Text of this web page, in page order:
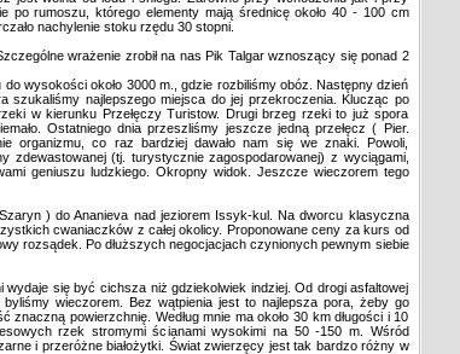
po rumoszu, którego elementy mają średnicę około 40 - 100 cm
nachylenie stoku rzędu 30 stopni.
wrażenie zrobił na nas Pik Talgar wznoszący się ponad 2
wysokości około 3000 m., gdzie rozbiliśmy obóz. Następny dzień
szukaliśmy najlepszego miejsca do jej przekroczenia. Klucząc po
w kierunku Przełęczy Turistow. Drugi brzeg rzeki to już spora
Ostatniego dnia przeszliśmy jeszcze jedną przełęcz ( Pier.
organizmu, co raz bardziej dawało nam się we znaki. Powoli,
zdewastowanej (tj. turystycznie zagospodarowanej) z wyciągami,
geniuszu ludzkiego. Okropny widok. Jeszcze wieczorem tego
) do Ananieva nad jeziorem Issyk-kul. Na dworcu klasyczna
cwaniaczków z całej okolicy. Proponowane ceny za kurs od
rozsądek. Po dłuższych negocjacjach czynionych pewnym siebie
się być cichsza niż gdziekolwiek indziej. Od drogi asfaltowej
wieczorem. Bez wątpienia jest to najlepsza pora, żeby go
powierzchnię. Według mnie ma około 30 km długości i 10
rzek stromymi ścianami wysokimi na 50 -150 m. Wśród
i przeróżne białożytki. Świat zwierzęcy jest tak bardzo różny w